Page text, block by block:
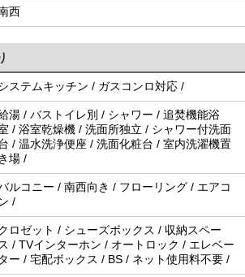
西
ステムキッチン / ガスコンロ対応 /
湯 / バストイレ別 / シャワー / 追焚機能浴
/ 浴室乾燥機 / 洗面所独立 / シャワー付洗面
/ 温水洗浄便座 / 洗面化粧台 / 室内洗濯機置
き場 /
ルコニー / 南西向き / フローリング / エアコ
ン /
ロゼット / シューズボックス / 収納スペー
ス / TVインターホン / オートロック / エレベー
ター / 宅配ボックス / BS / ネット使用料不要 /